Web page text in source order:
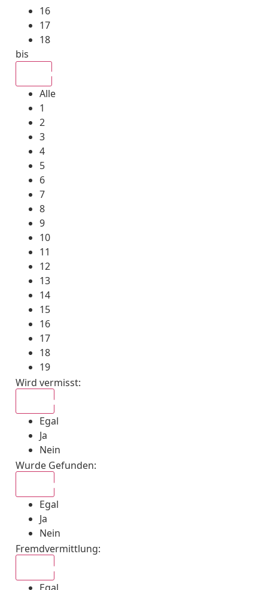
16
17
18
bis
Alle
1
2
3
4
5
6
7
8
9
10
11
12
13
14
15
16
17
18
19
Wird vermisst:
Egal
Ja
Nein
Wurde Gefunden:
Egal
Ja
Nein
Fremdvermittlung: